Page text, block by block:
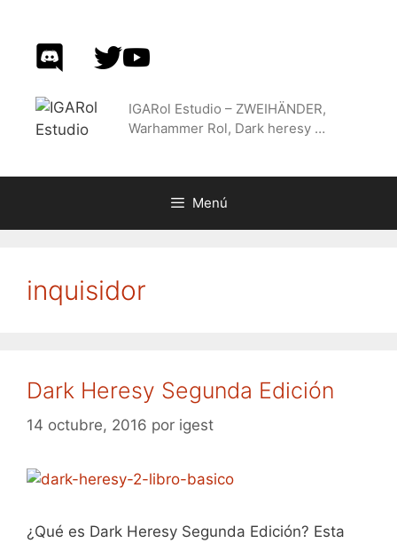
contenido
IGARol Estudio – ZWEIHÄNDER,
Warhammer Rol, Dark heresy …
Menú
inquisidor
Dark Heresy Segunda Edición
14 octubre, 2016 por igest
¿Qué es Dark Heresy Segunda Edición? Esta